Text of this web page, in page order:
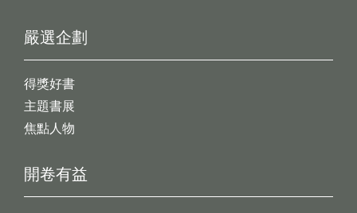
開卷有益
嚴選企劃
得獎好書
主題書展
焦點人物